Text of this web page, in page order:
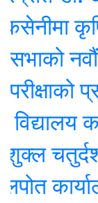
कृषिको
नवौं